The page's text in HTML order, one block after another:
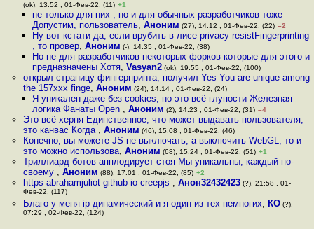
(ok), 13:52 , 01-Фев-22, (11) +1
не только для них , но и для обычных разработчиков тоже
Допустим, пользователь, Аноним (27), 14:12 , 01-Фев-22, (22) –2
Ну вот кстати да, если врубить в лисе privacy resistFingerprinting
, то провер, Аноним (-), 14:35 , 01-Фев-22, (38)
Но не для разработчиков некоторых форков которые для этого и
предназначены Хотя, Vasyan2(ok), 19:55 , 01-Фев-22, (100)
открыл страницу фингерпринта, получил Yes You are unique among
the 157ххх finge, Аноним (24), 14:14 , 01-Фев-22, (24)
Я уникален даже без cookies, но это всё глупости Железная
логика Фанаты Open , Аноним (2), 14:23 , 01-Фев-22, (31) –4
Это всё херня Единственное, что может выдавать пользователя,
это канвас Когда , Аноним (46), 15:08 , 01-Фев-22, (46)
Конечно, вы можете JS не выключать, а выключить WebGL, то и
это можно использова, Аноним (68), 15:24 , 01-Фев-22, (51) +1
Триллиард ботов апплодирует стоя Мы уникальны, каждый по-
своему , Аноним (88), 17:01 , 01-Фев-22, (85) +2
https abrahamjuliot github io creepjs , Анон32432423(?), 21:58 , 01-
Фев-22, (117)
Благо у меня ip динамический и я один из тех немногих, КО(?),
07:29 , 02-Фев-22, (124)